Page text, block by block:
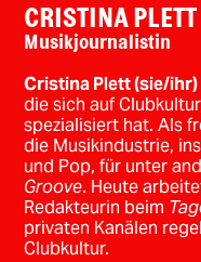
CRISTINA PLETT
Musikjournalistin
Cristina Plett (sie/ihr)
die sich auf
spezialisiert hat. Als
die Musikindustrie,
und Pop, für unter
Groove. Heute
Redakteurin beim
privaten Kanälen
Clubkultur.